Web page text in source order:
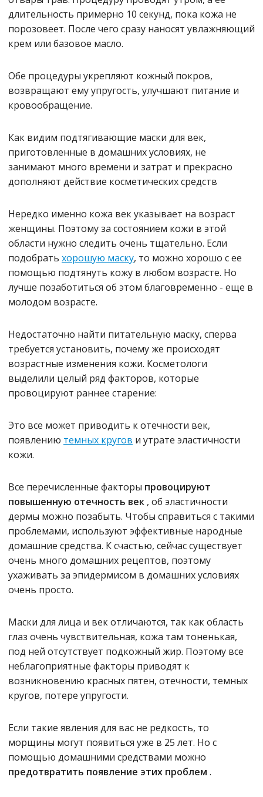
длительность примерно 10 секунд, пока кожа не
порозовеет. После чего сразу наносят увлажняющий
крем или базовое масло.
Обе процедуры укрепляют кожный покров,
возвращают ему упругость, улучшают питание и
кровообращение.
Как видим подтягивающие маски для век,
приготовленные в домашних условиях, не
занимают много времени и затрат и прекрасно
дополняют действие косметических средств
Нередко именно кожа век указывает на возраст
женщины. Поэтому за состоянием кожи в этой
области нужно следить очень тщательно. Если
подобрать хорошую маску, то можно хорошо с ее
помощью подтянуть кожу в любом возрасте. Но
лучше позаботиться об этом благовременно - еще в
молодом возрасте.
Недостаточно найти питательную маску, сперва
требуется установить, почему же происходят
возрастные изменения кожи. Косметологи
выделили целый ряд факторов, которые
провоцируют раннее старение:
Это все может приводить к отечности век,
появлению темных кругов и утрате эластичности
кожи.
Все перечисленные факторы провоцируют
повышенную отечность век , об эластичности
дермы можно позабыть. Чтобы справиться с такими
проблемами, используют эффективные народные
домашние средства. К счастью, сейчас существует
очень много домашних рецептов, поэтому
ухаживать за эпидермисом в домашних условиях
очень просто.
Маски для лица и век отличаются, так как область
глаз очень чувствительная, кожа там тоненькая,
под ней отсутствует подкожный жир. Поэтому все
неблагоприятные факторы приводят к
возникновению красных пятен, отечности, темных
кругов, потере упругости.
Если такие явления для вас не редкость, то
морщины могут появиться уже в 25 лет. Но с
помощью домашними средствами можно
предотвратить появление этих проблем .